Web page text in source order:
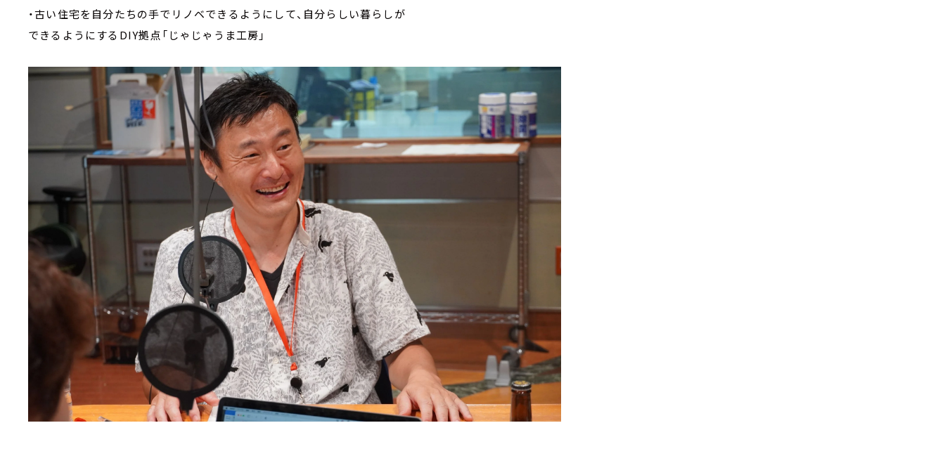
・古い住宅を自分たちの手でリノベできるようにして、自分らしい暮らしが
できるようにするDIY拠点「じゃじゃうま工房」